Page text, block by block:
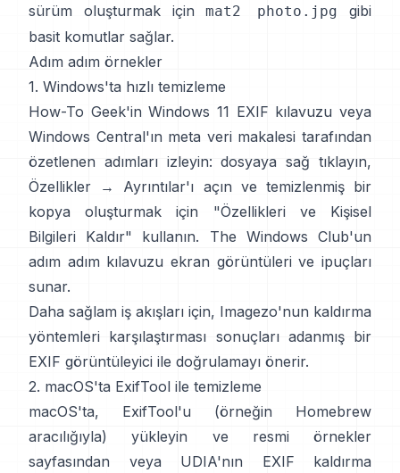
sürüm oluşturmak içinmat2 photo.jpg gibi
basit komutlar sağlar.
Adım adım örnekler
1. Windows'ta hızlı temizleme
How-To Geek'in Windows 11 EXIF kılavuzu veya
Windows Central'ın meta veri makalesi tarafından
özetlenen adımları izleyin: dosyaya sağ tıklayın,
Özellikler → Ayrıntılar'ı açın ve temizlenmiş bir
kopya oluşturmak için "Özellikleri ve Kişisel
Bilgileri Kaldır" kullanın.
The Windows Club'un
adım adım kılavuzu ekran görüntüleri ve ipuçları
sunar.
Daha sağlam iş akışları için, Imagezo'nun kaldırma
yöntemleri karşılaştırması sonuçları adanmış bir
EXIF görüntüleyici ile doğrulamayı önerir.
2. macOS'ta ExifTool ile temizleme
macOS'ta, ExifTool'u (örneğin Homebrew
aracılığıyla) yükleyin ve
resmi örnekler
sayfasından veya UDIA'nın EXIF kaldırma